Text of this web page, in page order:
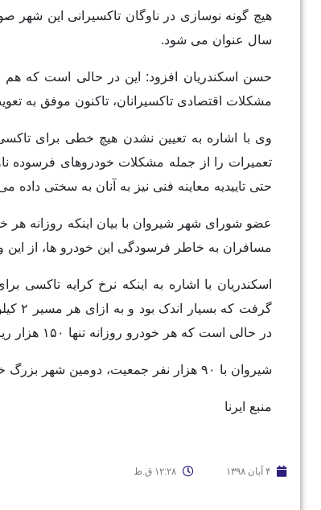
سال عنوان می شود.
مشکلات اقتصادی تاکسیرانان، تاکنون موفق به
وی با اشاره به تعیین نشدن هیچ خطی برای
تعمیرات را از جمله مشکلات خودروهای فرسوده
حتی تاییدیه معاینه فنی نیز به آنان به سختی
مسافران به خاطر فرسودگی این خودرو ها، از
اسکندریان با اشاره به اینکه نرخ کرایه
در حالی است که هر خودرو روزانه تنها ۱۵۰ هزار ریال سوخت مصرف می کند.
شیروان با ۹۰ هزار نفر جمعیت، دومین شهر بزرگ خراسان شمالی محسوب می شود.
منبع ایرنا
۴ آبان ۱۳۹۸ ۱۲:۲۸ ق.ظ